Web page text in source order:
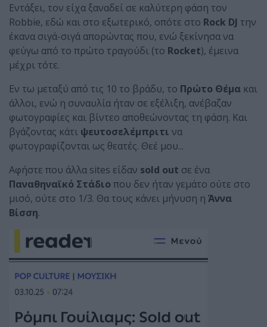
Εντάξει, τον είχα ξαναδεί σε καλύτερη φάση τον
Robbie, εδώ και στο εξωτερικό, οπότε στο Rock DJ την
έκανα σιγά-σιγά απορώντας που, ενώ ξεκίνησα να
φεύγω από το πρώτο τραγούδι (το Rocket), έμεινα
μέχρι τότε.
Εν τω μεταξύ από τις 10 το βράδυ, το Πρώτο Θέμα και
άλλοι, ενώ η συναυλία ήταν σε εξέλιξη, ανέβαζαν
φωτογραφίες και βίντεο αποθεώνοντας τη φάση. Και
βγάζοντας κάτι ψευτοσελέμπριτι να
φωτογραφίζονται ως θεατές. Θεέ μου...
Αφήστε που άλλα sites είδαν sold out σε ένα
Παναθηναϊκό Στάδιο που δεν ήταν γεμάτο ούτε στο
μισό, ούτε στο 1/3. Θα τους κάνει μήνυση η Άννα
Βίσση.